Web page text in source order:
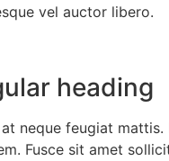
vel auctor libero.
heading
neque feugiat mattis.
Fusce sit amet